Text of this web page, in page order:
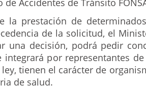
Accidentes de Tránsito
la prestación de
de la solicitud, el
una decisión, podrá pedir
integrará por representantes
tienen el carácter de
de salud.